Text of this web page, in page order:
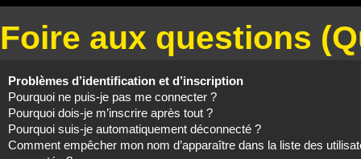
Foire aux questions
Problèmes d’identification et d’inscription
Pourquoi ne puis-je pas me connecter ?
Pourquoi dois-je m’inscrire après tout ?
Pourquoi suis-je automatiquement déconnecté ?
Comment empêcher mon nom d’apparaître dans la liste des